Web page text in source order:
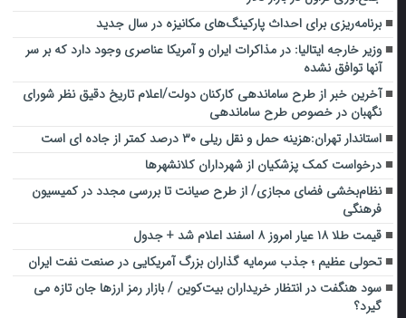
برنامه‌ریزی برای احداث پارکینگ‌های مکانیزه در سال جدید
وزیر خارجه ایتالیا: در مذاکرات ایران و آمریکا عناصری وجود دارد که بر سر
آنها توافق نشده
آخرین خبر از طرح ساماندهی کارکنان دولت/اعلام تاریخ دقیق نظر شورای
نگهبان در خصوص طرح ساماندهی
استاندار تهران:هزینه حمل و نقل ریلی ۳۰ درصد کمتر از جاده ای است
درخواست کمک پزشکیان از شهرداران کلانشهرها
نظام‌بخشی فضای مجازی/ از طرح صیانت تا بررسی مجدد در کمیسیون
فرهنگی
قیمت طلا ۱۸ عیار امروز ۸ اسفند اعلام شد + جدول
تحولی عظیم ؛ جذب سرمایه گذاران بزرگ آمریکایی در صنعت‌ نفت ایران
سود هنگفت در انتظار خریداران بیت‌کوین / بازار رمز ارزها جان تازه می
گیرد؟